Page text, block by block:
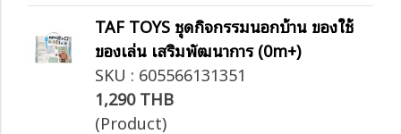
TAF TOYS ชุดกิจกรรมนอกบ้าน ของใช้
ของเล่น เสริมพัฒนาการ (0m+)
SKU : 605566131351
1,290 THB
(Product)